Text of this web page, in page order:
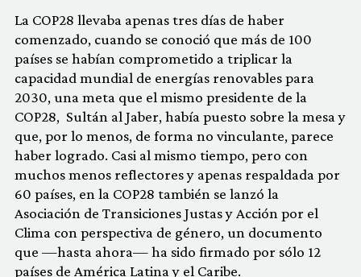
La COP28 llevaba apenas tres días de haber
comenzado, cuando se conoció que más de 100
países se habían comprometido a triplicar la
capacidad mundial de energías renovables para
2030, una meta que el mismo presidente de la
COP28, Sultán al Jaber, había puesto sobre la mesa y
que, por lo menos, de forma no vinculante, parece
haber logrado. Casi al mismo tiempo, pero con
muchos menos reflectores y apenas respaldada por
60 países, en la COP28 también se lanzó la
Asociación de Transiciones Justas y Acción por el
Clima con perspectiva de género, un documento
que —hasta ahora— ha sido firmado por sólo 12
países de América Latina y el Caribe.